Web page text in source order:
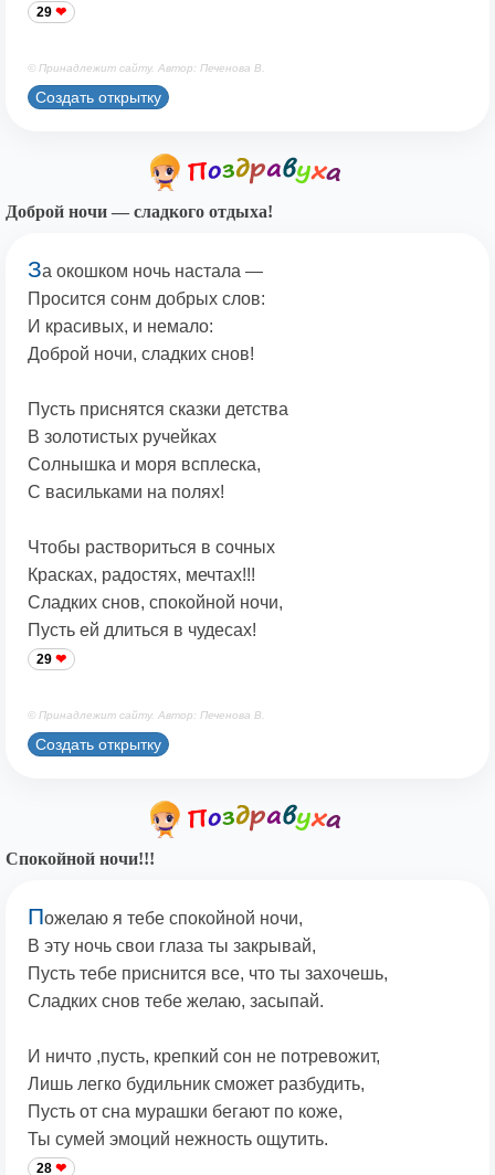
29
© Принадлежит сайту. Автор: Печенова В.
Создать открытку
Доброй ночи — сладкого отдыха!
За окошком ночь настала —
Просится сонм добрых слов:
И красивых, и немало:
Доброй ночи, сладких снов!
Пусть приснятся сказки детства
В золотистых ручейках
Солнышка и моря всплеска,
С васильками на полях!
Чтобы раствориться в сочных
Красках, радостях, мечтах!!!
Сладких снов, спокойной ночи,
Пусть ей длиться в чудесах!
29
© Принадлежит сайту. Автор: Печенова В.
Создать открытку
Спокойной ночи!!!
Пожелаю я тебе спокойной ночи,
В эту ночь свои глаза ты закрывай,
Пусть тебе приснится все, что ты захочешь,
Сладких снов тебе желаю, засыпай.
И ничто ,пусть, крепкий сон не потревожит,
Лишь легко будильник сможет разбудить,
Пусть от сна мурашки бегают по коже,
Ты сумей эмоций нежность ощутить.
28